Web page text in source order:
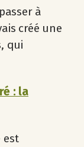
à
créé une
qui
: la
est